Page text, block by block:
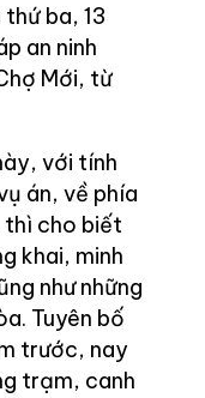
ba, 13
an ninh
Mới, từ
với tính
án, về phía
thì cho biết
khai, minh
như những
Tuyên bố
trước, nay
trạm, canh